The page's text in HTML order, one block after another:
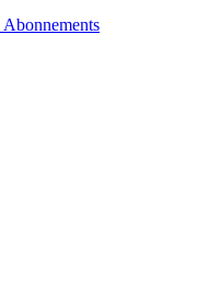
Abonnements